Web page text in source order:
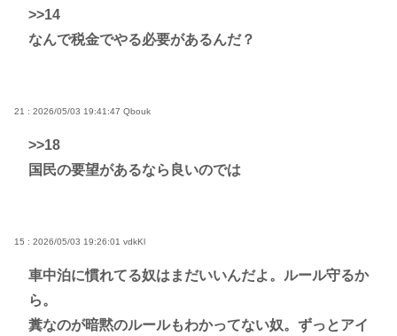
>>14
なんで税金でやる必要があるんだ？
21 : 2026/05/03 19:41:47 Qbouk
>>18
国民の要望があるなら良いのでは
15 : 2026/05/03 19:26:01 vdkKl
車中泊に慣れてる奴はまだいいんだよ。ルール守るか
ら。
糞なのが暗黙のルールもわかってない奴。ずっとアイ